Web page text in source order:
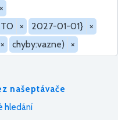
×
TO × 2027-01-01} ×
× chyby:vazne) ×
našeptávače
hledání